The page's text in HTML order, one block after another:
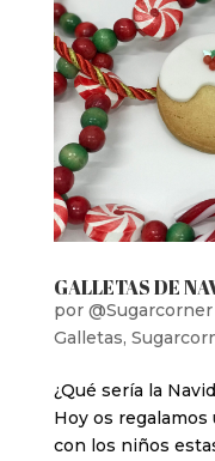
GALLETAS DE
por @Sugarcorner
Galletas,
¿Qué sería la
Hoy os
con los niños